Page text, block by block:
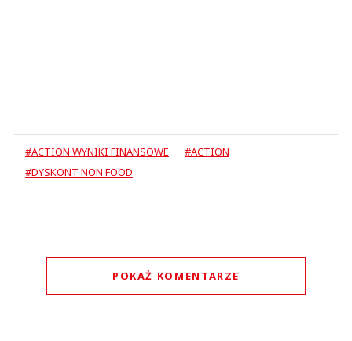
#ACTION WYNIKI FINANSOWE
#ACTION
#DYSKONT NON FOOD
POKAŻ KOMENTARZE